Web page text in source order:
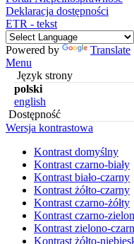
Deklaracja dostępności
ETR - tekst
Powered by
Translate
Menu
Język strony
polski
english
Dostępność
Wersja kontrastowa
Kontrast domyślny
Kontrast czarno-biały
Kontrast biało-czarny
Kontrast żółto-czarny
Kontrast czarno-żółty
Kontrast czarno-
Kontrast zielono-
Kontrast żółto-